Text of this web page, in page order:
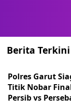
Berita Terkini
Polres Garut
Titik Nobar
Persib vs